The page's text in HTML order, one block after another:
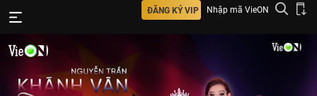
ĐĂNG KÝ VIP Nhập mã VieON